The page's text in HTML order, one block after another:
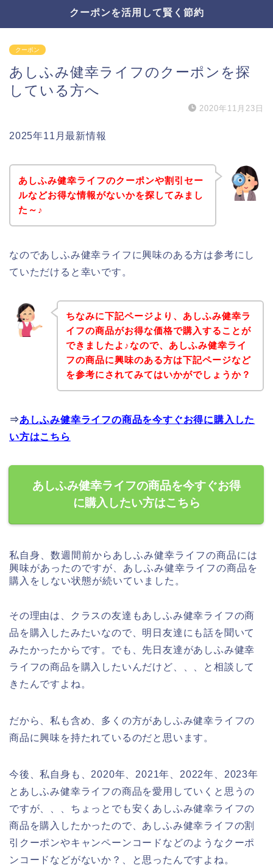
クーポンを活用して賢く節約
クーポン
あしふみ健幸ライフのクーポンを探
している方へ
2020年11月23日
2025年11月最新情報
あしふみ健幸ライフのクーポンや割引セー
ルなどお得な情報がないかを探してみまし
た～♪
なのであしふみ健幸ライフに興味のある方は参考にし
ていただけると幸いです。
ちなみに下記ページより、あしふみ健幸ラ
イフの商品がお得な価格で購入することが
できましたよ♪なので、あしふみ健幸ライ
フの商品に興味のある方は下記ページなど
を参考にされてみてはいかがでしょうか？
⇒あしふみ健幸ライフの商品を今すぐお得に購入した
い方はこちら
あしふみ健幸ライフの商品を今すぐお得
に購入したい方はこちら
私自身、数週間前からあしふみ健幸ライフの商品には
興味があったのですが、あしふみ健幸ライフの商品を
購入をしない状態が続いていました。
その理由は、クラスの友達もあしふみ健幸ライフの商
品を購入したみたいなので、明日友達にも話を聞いて
みたかったからです。でも、先日友達があしふみ健幸
ライフの商品を購入したいんだけど、、、と相談して
きたんですよね。
だから、私も含め、多くの方があしふみ健幸ライフの
商品に興味を持たれているのだと思います。
今後、私自身も、2020年、2021年、2022年、2023年
とあしふみ健幸ライフの商品を愛用していくと思うの
ですが、、、ちょっとでも安くあしふみ健幸ライフの
商品を購入したかったので、あしふみ健幸ライフの割
引クーポンやキャンペーンコードなどのようなクーポ
ンコードなどがないか？、と思ったんですよね。